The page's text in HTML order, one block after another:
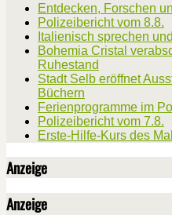
Entdecken, Forschen
Polizeibericht vom 8.8.
Italienisch sprechen
Bohemia Cristal
Ruhestand
Stadt Selb eröffnet
Büchern
Ferienprogramme im
Polizeibericht vom 7.8.
Erste-Hilfe-Kurs des
Anzeige
Anzeige